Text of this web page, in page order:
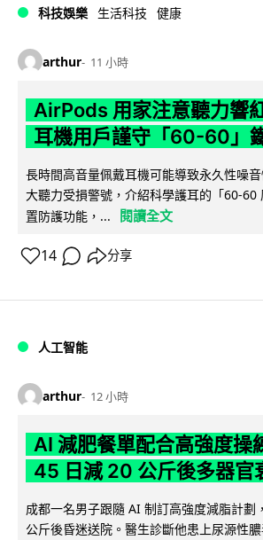
科技娛樂 生活科技 健康
arthur 11 小時
AirPods 用家注意聽力響
耳機用戶謹守「60-60」
長時間高音量佩戴耳機可能導致永久性噪
大聽力受損警號，介紹科學護耳的「60-
置防護功能，...
閱讀全文
14 分享
人工智能
arthur 12 小時
AI 減肥餐單配合高強度
45 日減 20 公斤後多器官
成都一名男子跟隨 AI 制訂高強度減脂計劃
公斤後昏迷送院。醫生診斷他患上尿源性